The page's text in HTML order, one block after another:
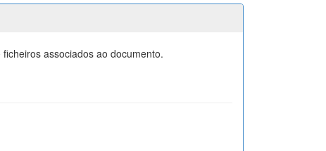
associados ao documento.